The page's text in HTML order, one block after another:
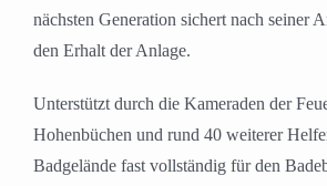
nächsten Generation sichert nach seiner
den Erhalt der Anlage.
Unterstützt durch die Kameraden der
Hohenbüchen und rund 40 weiterer
Badgelände fast vollständig für den